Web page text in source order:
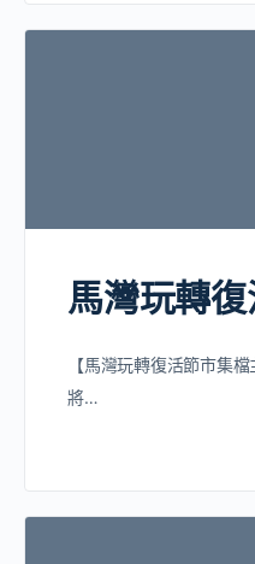
馬灣玩轉
【馬灣玩轉復活節市集
將…